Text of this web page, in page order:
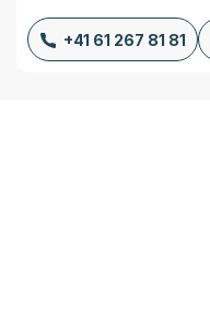
+41 61 267 81 81